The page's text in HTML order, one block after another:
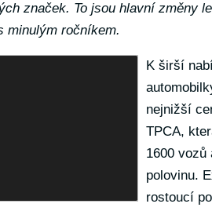
značek. To jsou hlavní změny
minulým ročníkem.
K širší
nejnižší
TPCA,
1600
polovinu.
rostoucí